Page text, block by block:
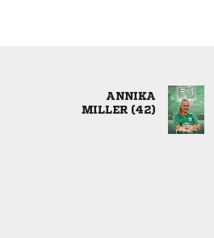

 